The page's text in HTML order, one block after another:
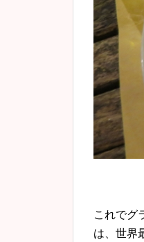
これでグ
は、世界